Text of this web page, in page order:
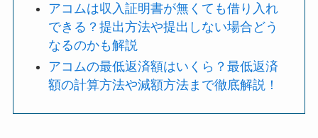
アコムは収入証明書が無くても借り入れ
できる？提出方法や提出しない場合どう
なるのかも解説
アコムの最低返済額はいくら？最低返済
額の計算方法や減額方法まで徹底解説！